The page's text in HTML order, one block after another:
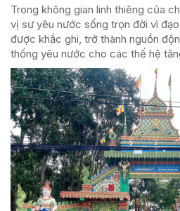
Trong không gian linh thiêng của
vị sư yêu nước sống trọn đời vì
được khắc ghi, trở thành nguồn
thống yêu nước cho các thế hệ